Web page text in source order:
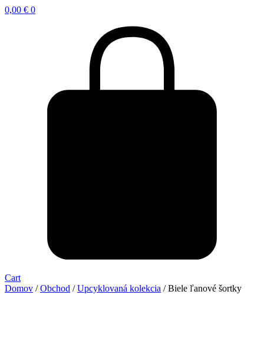
0,00 € 0
Cart
Domov /Obchod /Upcyklovaná kolekcia / Biele ľanové šortky